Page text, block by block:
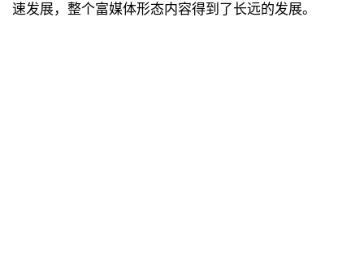
速发展，整个富媒体形态内容得到了长远的发展。